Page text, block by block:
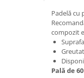
Șosete, mănuși,
Jachete impermeabile
Costume uscate
Haine thermo și
Padelă cu
compozit
Pală de